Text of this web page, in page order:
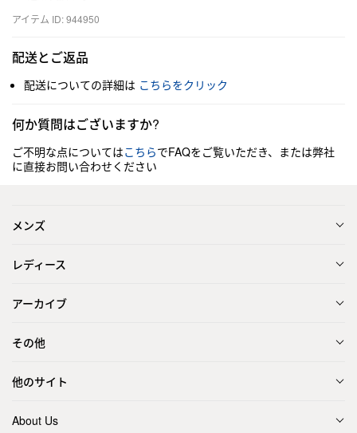
アイテム ID: 944950
配送とご返品
配送についての詳細は こちらをクリック
何か質問はございますか?
ご不明な点についてはこちらでFAQをご覧いただき、または弊社
に直接お問い合わせください
メンズ
レディース
アーカイブ
その他
他のサイト
About Us